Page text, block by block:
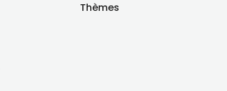
Thèmes